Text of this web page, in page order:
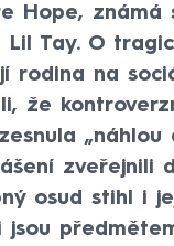
Hope, známá
Lil Tay. O
rodina na
že
„náhlou
zveřejnili
osud stihl i
jsou